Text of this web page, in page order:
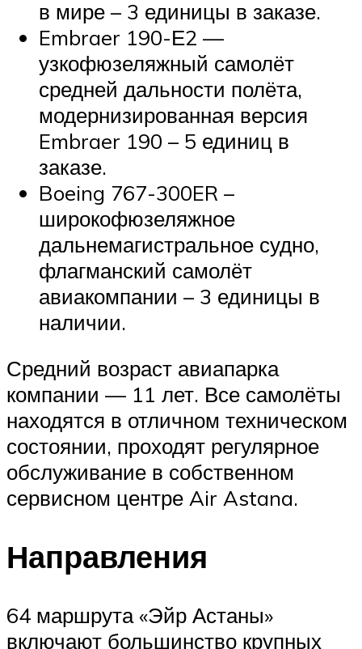
в мире – 3 единицы в заказе.
Embraer 190-Е2 —
узкофюзеляжный самолёт
средней дальности полёта,
модернизированная версия
Embraer 190 – 5 единиц в
заказе.
Boeing 767-300ER –
широкофюзеляжное
дальнемагистральное судно,
флагманский самолёт
авиакомпании – 3 единицы в
наличии.
Средний возраст авиапарка
компании — 11 лет. Все самолёты
находятся в отличном техническом
состоянии, проходят регулярное
обслуживание в собственном
сервисном центре Air Astana.
Направления
64 маршрута «Эйр Астаны»
включают большинство крупных